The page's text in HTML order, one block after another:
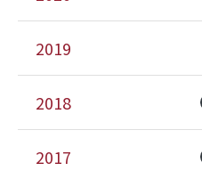
2019
2018
2017